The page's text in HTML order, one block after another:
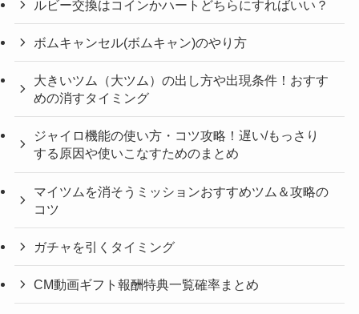
ルビー交換はコインかハートどちらにすればいい？
ボムキャンセル(ボムキャン)のやり方
大きいツム（大ツム）の出し方や出現条件！おすす
めの消すタイミング
ジャイロ機能の使い方・コツ攻略！遅い/もっさり
する原因や使いこなすためのまとめ
マイツムを消そうミッションおすすめツム＆攻略の
コツ
ガチャを引くタイミング
CM動画ギフト報酬特典一覧確率まとめ